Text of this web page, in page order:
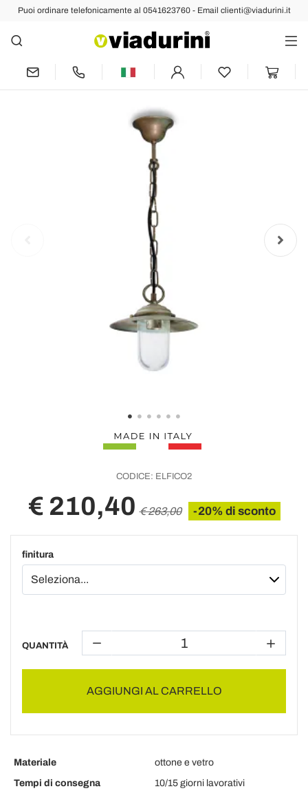
Puoi ordinare telefonicamente al 0541623760 - Email clienti@viadurini.it
Indietro Prec Succ
Lampada a Sospensione in Ottone, Vetro
Trasparente e IP44 - Elfico
CODICE: ELFICO2
€ 210,40 € 263,00 -20% di sconto
finitura
QUANTITÀ
AGGIUNGI AL CARRELLO
Materiale
ottone e vetro
Tempi di consegna
10/15 giorni lavorativi